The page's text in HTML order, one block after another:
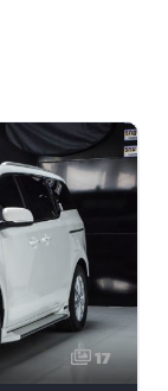
17